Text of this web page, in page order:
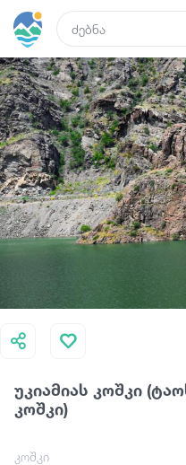
რეგისტრაცია
რა ვნახოთ
ტურები
სასტუმროები
კვება და ღვინო
უკიამიას კოშკი
კოშკი)
კოშკი